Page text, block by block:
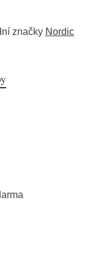
značky Nordic